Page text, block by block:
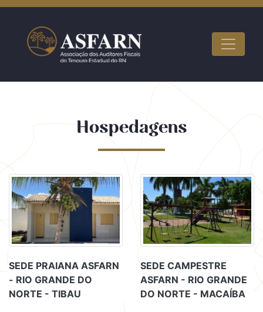
Hospedagens
SEDE PRAIANA ASFARN
- RIO GRANDE DO
NORTE - TIBAU
SEDE CAMPESTRE
ASFARN - RIO GRANDE
DO NORTE - MACAÍBA